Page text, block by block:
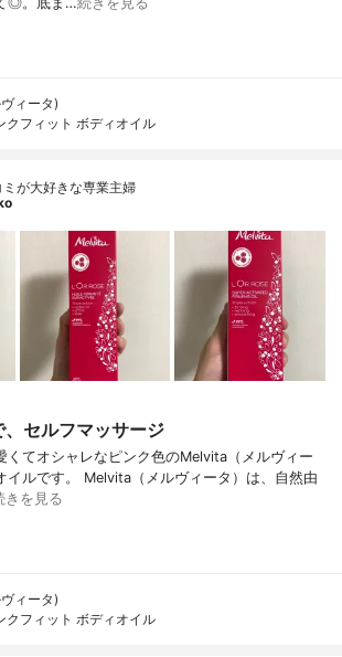
ィータ)
クフィット ボディオイル
ミが大好きな専業主婦
、セルフマッサージ
くてオシャレなピンク色のMelvita（メルヴィー
イルです。 Melvita（メルヴィータ）は、自然由
きを見る
ィータ)
クフィット ボディオイル